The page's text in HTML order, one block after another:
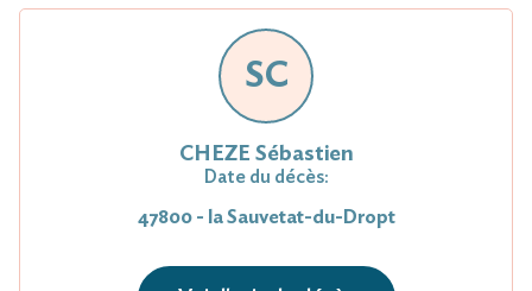
SC
CHEZE Sébas­tien
Date du décès:
47800 - la Sauvetat-du-Dropt